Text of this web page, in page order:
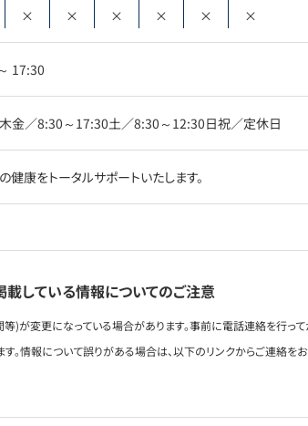
×
×
×
×
×
×
17:30
金／8:30～17:30土／8:30～12:30日祝／定休日
健康をトータルサポートいたします。
載している情報についてのご注意
)が変更になっている場合があります。事前に電話連絡を行っ
。情報について誤りがある場合は、以下のリンクからご連絡を